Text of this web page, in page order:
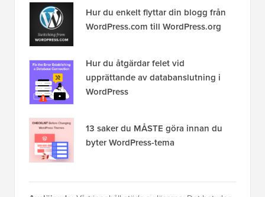
Hur du enkelt flyttar din blogg från
WordPress.com till WordPress.org
Hur du åtgärdar felet vid
upprättande av databanslutning i
WordPress
13 saker du MÅSTE göra innan du
byter WordPress-tema